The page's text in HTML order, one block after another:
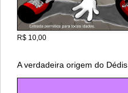
R$ 10,00
A verdadeira origem do Dédis